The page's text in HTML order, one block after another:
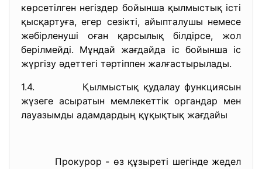
көрсетілген негіздер бойынша қылмыстық істі
қысқартуға, егер сезікті, айыпталушы немесе
жәбірленуші оған қарсылық білдірсе, жол
берілмейді. Мұндай жағдайда іс бойынша іс
жүргізу әдеттегі тәртіппен жалғастырылады.
1.4. Қылмыстық қудалау функциясын
жүзеге асыратын мемлекеттік органдар мен
лауазымды адамдардың құқықтық жағдайы
Прокурор - өз құзыреті шегінде жедел